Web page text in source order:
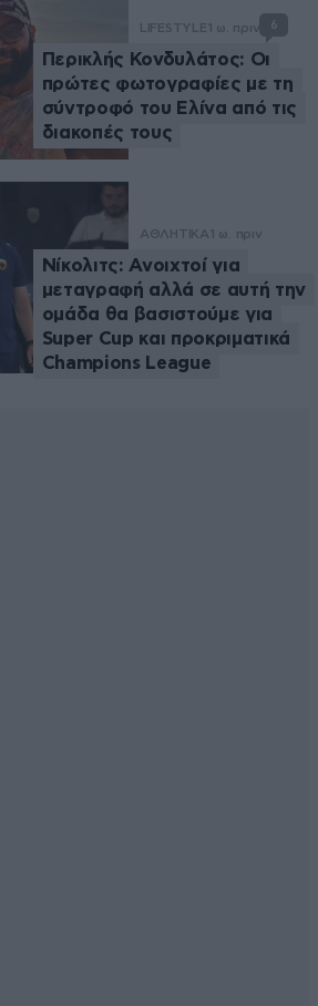
LIFESTYLE 1 ω. πριν 6
Περικλής Κονδυλάτος: Οι
πρώτες φωτογραφίες με τη
σύντροφό του Ελίνα από τις
διακοπές τους
ΑΘΛΗΤΙΚΑ 1 ω. πριν
Νίκολιτς: Ανοιχτοί για
μεταγραφή αλλά σε αυτή την
ομάδα θα βασιστούμε για
Super Cup και προκριματικά
Champions League